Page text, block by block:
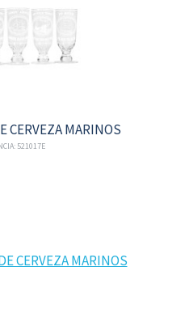
CERVEZA MARINOS
521017E